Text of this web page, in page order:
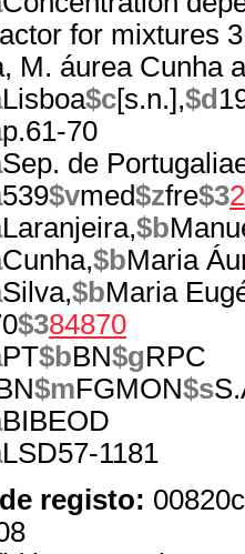
for mixtures
M. áurea Cunha
Lisboa$c[s.n.],$d
p.61-70
Sep. de
539$vmed$zfre$3
Laranjeira,$b
Cunha,$bMaria
Silva,$bMaria
$384870
PT$bBN$gRPC
$mFGMON$s
BIBEOD
LSD57-1181
registo: